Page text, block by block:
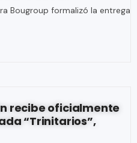
Bougroup formalizó la entrega
recibe oficialmente
“Trinitarios”,